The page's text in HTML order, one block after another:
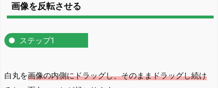
画像を反転させる
ステップ1
白丸を画像の内側にドラッグし、そのままドラッグし続け